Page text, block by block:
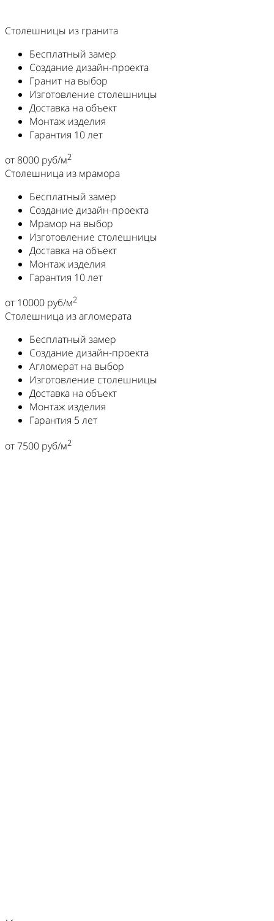
Столешницы из гранита
Бесплатный замер
Создание дизайн-проекта
Гранит на выбор
Изготовление столешницы
Доставка на объект
Монтаж изделия
Гарантия 10 лет
от 8000 руб/м2
Столешница из мрамора
Бесплатный замер
Создание дизайн-проекта
Мрамор на выбор
Изготовление столешницы
Доставка на объект
Монтаж изделия
Гарантия 10 лет
от 10000 руб/м2
Столешница из агломерата
Бесплатный замер
Создание дизайн-проекта
Агломерат на выбор
Изготовление столешницы
Доставка на объект
Монтаж изделия
Гарантия 5 лет
от 7500 руб/м2